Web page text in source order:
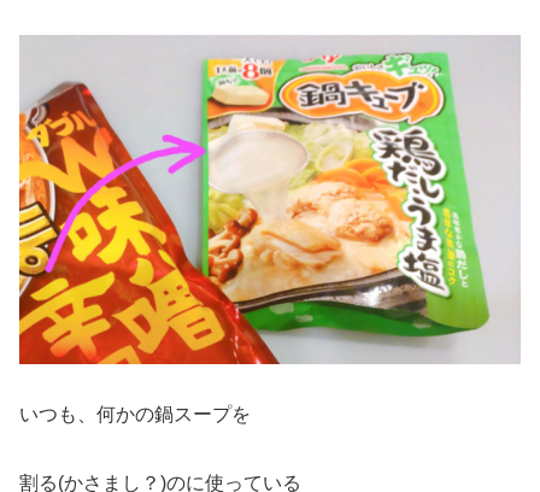
いつも、何かの鍋スープを
割る(かさまし？)のに使っている